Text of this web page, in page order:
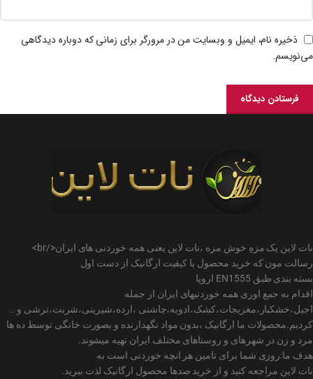
ذخیره نام، ایمیل و وبسایت من در مرورگر برای زمانی که دوباره دیدگاهی
می‌نویسم.
نات لاین یک مزهِ خوش مزه ،نات لاین یعنی همه خوردنی های ایران</br>
رسالت مون که خرید محصول با کیفیت ارگانیک از دست اول
بسته بندی طبق EN1555 اروپا
اقدام به جمع اوری همه خوردنیهای ایران از جمله
اجیل،خشکبار،مغزیجات،کشک،ادویه،چاشنی ،ارده،شیرینی،شربت،ترشی و ..
کردیم.محصولات ما ارگانیک ،بدون مواد نگهدارنده و بصورت خانگی توسط ده ها
مرد و زن در شهرهای و روستاهای مختلف ایران تهیه میشوند.
هدف ما:روزی شما برای تامین هر انچه خوردنی است به
نات لاین مراجعه کنید و از خرید صدها محصول ارگانیک لذت ببرید.